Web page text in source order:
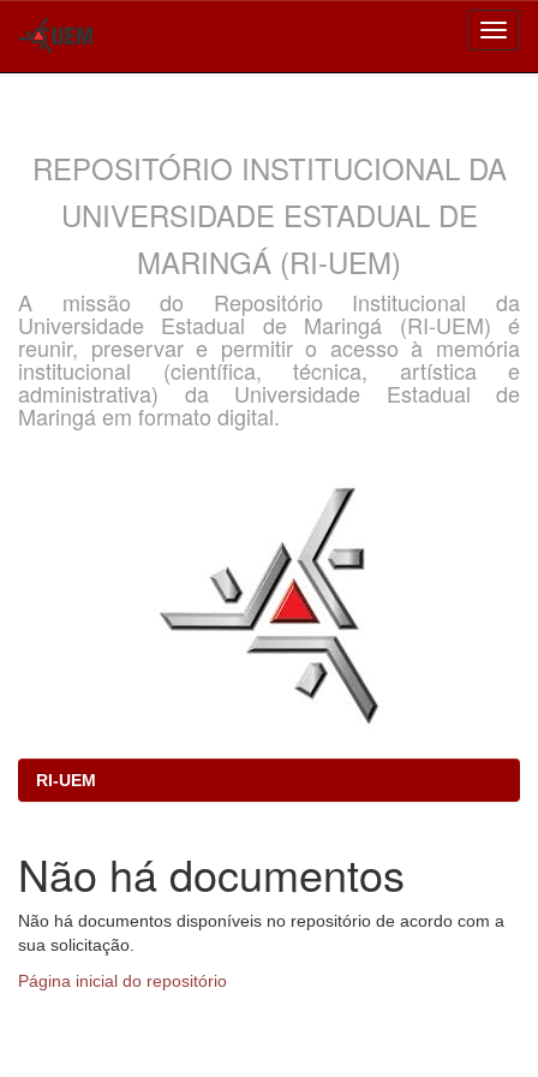
REPOSITÓRIO INSTITUCIONAL DA
UNIVERSIDADE ESTADUAL DE
MARINGÁ (RI-UEM)
A missão do Repositório Institucional da
Universidade Estadual de Maringá (RI-UEM) é
reunir, preservar e permitir o acesso à memória
institucional (científica, técnica, artística e
administrativa) da Universidade Estadual de
Maringá em formato digital.
RI-UEM
Não há documentos
Não há documentos disponíveis no repositório de acordo com a
sua solicitação.
Página inicial do repositório